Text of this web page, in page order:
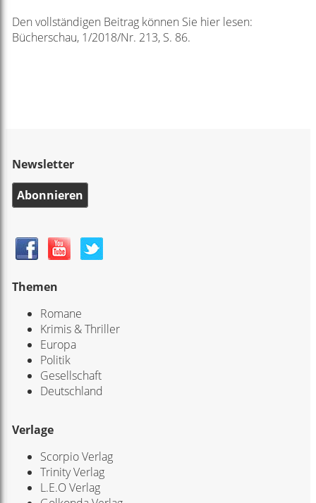
Den vollständigen Beitrag können Sie hier lesen:
Bücherschau, 1/2018/Nr. 213, S. 86.
Newsletter
Abonnieren
Themen
Romane
Krimis & Thriller
Europa
Politik
Gesellschaft
Deutschland
Verlage
Scorpio Verlag
Trinity Verlag
L.E.O Verlag